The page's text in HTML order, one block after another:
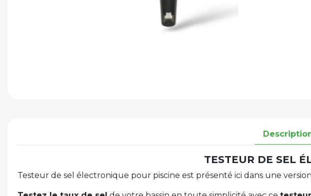
TESTEUR DE SEL
Testeur de sel électronique pour piscine est présenté ici dans une